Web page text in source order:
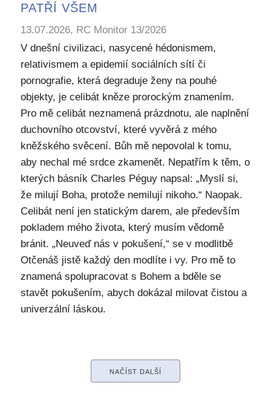
PATŘÍ VŠEM
13.07.2026, RC Monitor 13/2026
V dnešní civilizaci, nasycené hédonismem,
relativismem a epidemií sociálních sítí či
pornografie, která degraduje ženy na pouhé
objekty, je celibát kněze prorockým znamením.
Pro mě celibát neznamená prázdnotu, ale naplnění
duchovního otcovství, které vyvěrá z mého
kněžského svěcení. Bůh mě nepovolal k tomu,
aby nechal mé srdce zkamenět. Nepatřím k těm, o
kterých básník Charles Péguy napsal: „Myslí si,
že milují Boha, protože nemilují nikoho.“ Naopak.
Celibát není jen statickým darem, ale především
pokladem mého života, který musím vědomě
bránit. „Neuveď nás v pokušení,“ se v modlitbě
Otčenáš jistě každý den modlíte i vy. Pro mě to
znamená spolupracovat s Bohem a bděle se
stavět pokušením, abych dokázal milovat čistou a
univerzální láskou.
NAČÍST DALŠÍ